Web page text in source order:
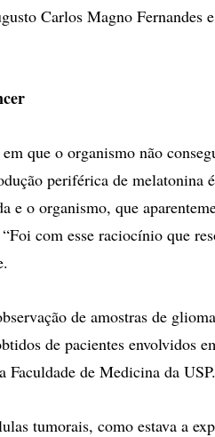
Carlos Magno Fernandes
que o organismo não
periférica de melatonina
e o organismo, que
com esse raciocínio que
de amostras de
de pacientes envolvidos
de Medicina da USP.
tumorais, como estava a